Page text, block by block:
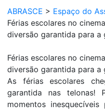
ABRASCE > Espaço do
Férias escolares no
diversão garantida para a
Férias escolares no
diversão garantida para a
As férias escolares
garantida nas telonas!
momentos